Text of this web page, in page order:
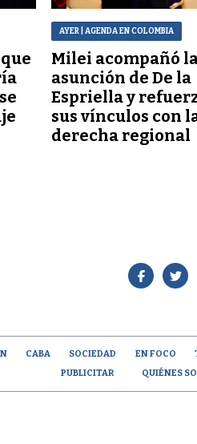
AYER | AGENDA EN COLOMBIA
Milei acompañó
asunción de De la
Espriella y
sus vínculos con
derecha regional
CABA SOCIEDAD EN FOCO
PUBLICITAR
QUIÉNES